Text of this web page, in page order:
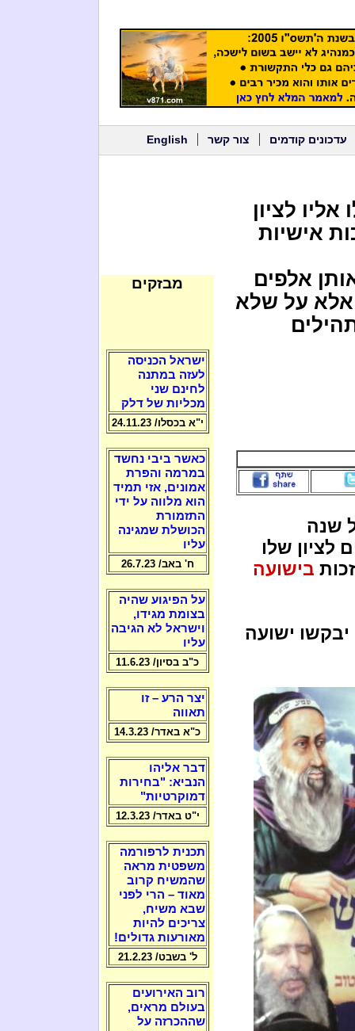
עדכונים קודמים צור קשר English
לציון
אישיות
אלפים
אלא על שלא
שנה
לציון שלו
בישועה
ישועה
מבזקים
ישראל הכניסה
לעזה במתנה
לחינם שני
מכליות של דלק
י"א בכסלו/ 24.11.23
כאשר ביבי נחשד
במרמה והפרת
אמונים, אזי תמיד
הוא מלווה על ידי
התזמורת
הכושלת שמגינה
עליו
ח' באב/ 26.7.23
על הפיגוע שהיה
בצומת מגידו,
וישראל לא הגיבה
עליו
כ"ב בסיון/ 11.6.23
יצר הרע – זו
תאווה
כ"א באדר/ 14.3.23
דבר אליהו
הנביא: "בחירות
דמוקרטיות"
י"ט באדר/ 12.3.23
תכנית לרפורמה
משפטית מראה
שהמשיח קרוב
מאוד – הרי לפני
שבא משיח,
צריכים להיות
מאורעות גדולים!
ל' בשבט/ 21.2.23
רוב האירועים
בעולם מראים,
שההכרזה על